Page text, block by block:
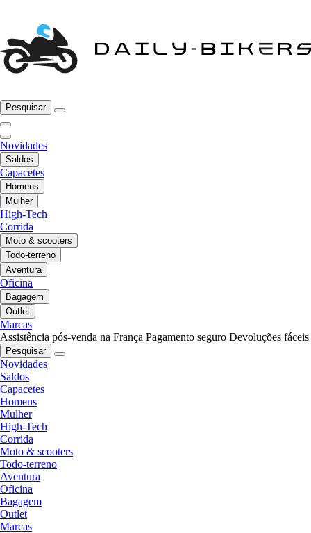
Pesquisar
Novidades
Saldos
Capacetes
Homens
Mulher
High-Tech
Corrida
Moto & scooters
Todo-terreno
Aventura
Oficina
Bagagem
Outlet
Marcas
Assistência pós-venda na França Pagamento seguro Devoluções fáceis
Pesquisar
Novidades
Saldos
Capacetes
Homens
Mulher
High-Tech
Corrida
Moto & scooters
Todo-terreno
Aventura
Oficina
Bagagem
Outlet
Marcas